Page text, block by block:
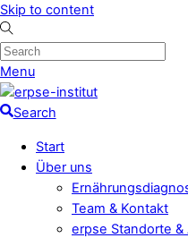
Skip to content
Menu
Search
Start
Über uns
Team & Kontakt
erpse Standorte &